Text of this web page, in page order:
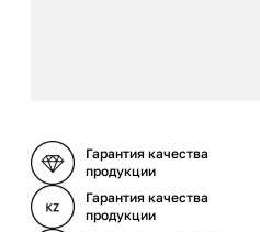
Гарантия качества
продукции
Гарантия качества
продукции